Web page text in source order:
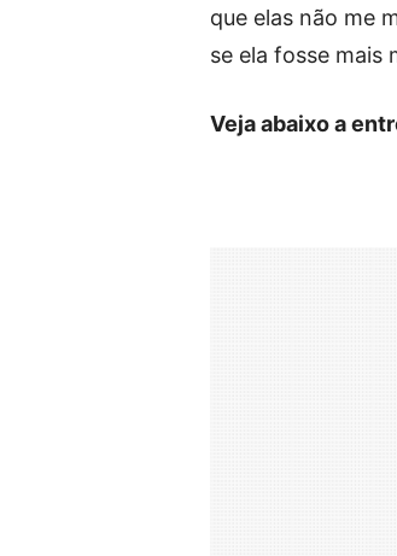
que elas não me
se ela fosse mais
Veja abaixo a